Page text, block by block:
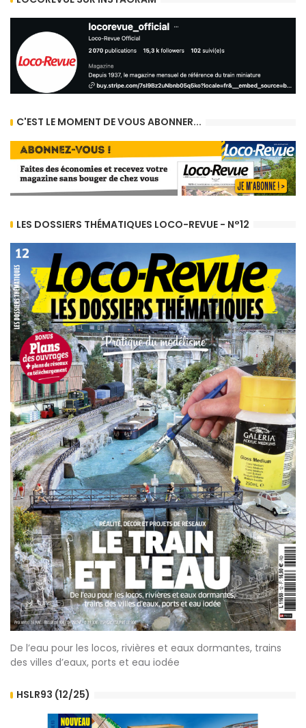
C'EST LE MOMENT DE VOUS ABONNER...
LES DOSSIERS THÉMATIQUES LOCO-REVUE - N°12
De l’eau pour les locos, rivières et eaux dormantes, trains
des villes d’eaux, ports et eau iodée
HSLR93 (12/25)